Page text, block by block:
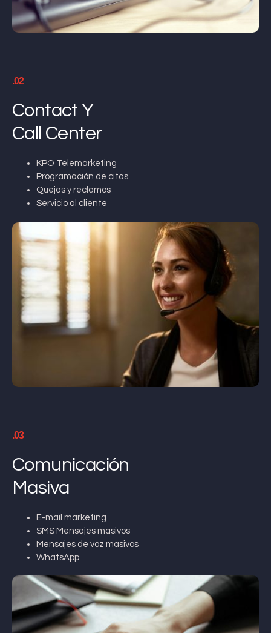
.02
Contact Y
Call Center
KPO Telemarketing
Programación de citas
Quejas y reclamos
Servicio al cliente
.03
Comunicación
Masiva
E-mail marketing
SMS Mensajes masivos
Mensajes de voz masivos
WhatsApp